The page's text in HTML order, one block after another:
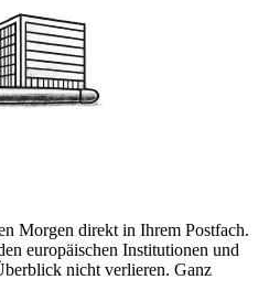
Morgen direkt in Ihrem Postfach.
europäischen Institutionen und
nicht verlieren. Ganz